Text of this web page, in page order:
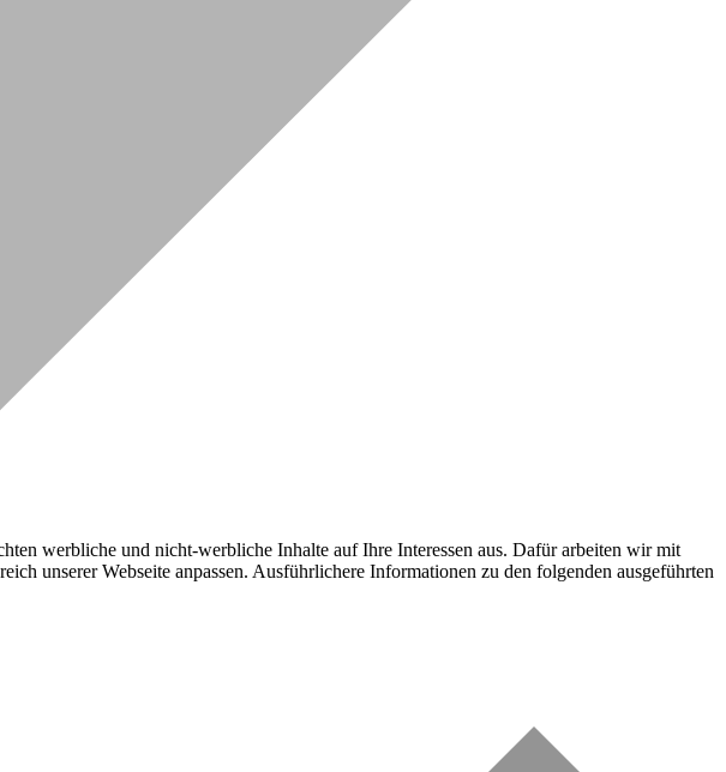
werbliche und nicht-werbliche Inhalte auf Ihre Interessen aus. Dafür arbeiten wir mit
unserer Webseite anpassen. Ausführlichere Informationen zu den folgenden ausgeführten